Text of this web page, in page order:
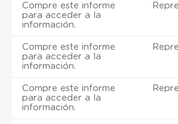
Compre este informe
para acceder a la
información.
Compre este informe
para acceder a la
información.
Compre este informe
para acceder a la
información.